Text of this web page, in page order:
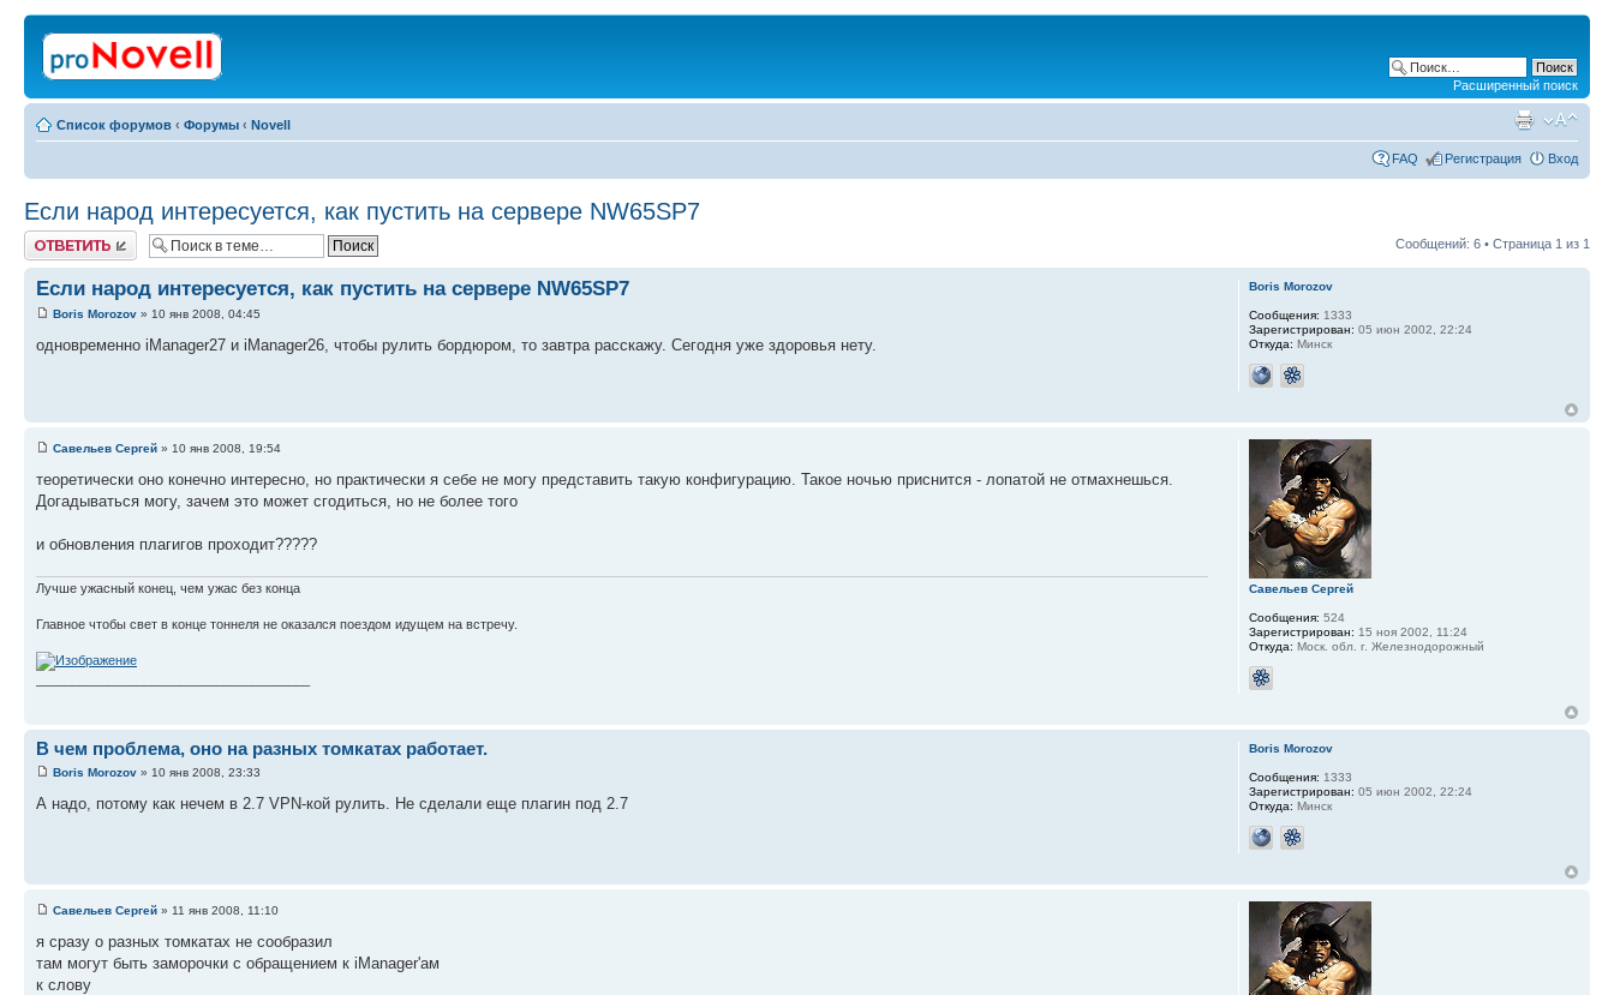
Расширенный поиск
Список форумов ‹ Форумы ‹ Novell
FAQ Регистрация Вход
Если народ интересуетcя, как пустить на сервере NW65SP7
Ответить Сообщений: 6 • Страница 1 из 1
Если народ интересуетcя, как пустить на сервере NW65SP7
Boris Morozov » 10 янв 2008, 04:45
одновременно iManager27 и iManager26, чтобы рулить бордюром, то завтра расскажу. Сегодня уже здоровья нету.
Boris Morozov
Сообщения: 1333
Зарегистрирован: 05 июн 2002, 22:24
Откуда: Минск
Савельев Сергей » 10 янв 2008, 19:54
теоретически оно конечно интересно, но практически я себе не могу представить такую конфигурацию. Такое ночью приснится - лопатой не отмахнешься.
Догадываться могу, зачем это может сгодиться, но не более того
и обновления плагигов проходит?????
Лучше ужасный конец, чем ужас без конца
Главное чтобы свет в конце тоннеля не оказался поездом идущем на встречу.
Савельев Сергей
Сообщения: 524
Зарегистрирован: 15 ноя 2002, 11:24
Откуда: Моск. обл. г. Железнодорожный
В чем проблема, оно на разных томкатах работает.
Boris Morozov » 10 янв 2008, 23:33
А надо, потому как нечем в 2.7 VPN-кой рулить. Не сделали еще плагин под 2.7
Boris Morozov
Сообщения: 1333
Зарегистрирован: 05 июн 2002, 22:24
Откуда: Минск
Савельев Сергей » 11 янв 2008, 11:10
я сразу о разных томкатах не сообразил
там могут быть заморочки с обращением к iManager'ам
к слову